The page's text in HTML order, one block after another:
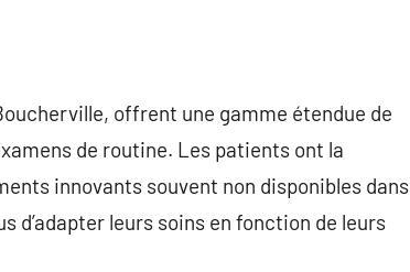
offrent une gamme étendue de
de routine. Les patients ont la
innovants souvent non disponibles dans
d’adapter leurs soins en fonction de leurs